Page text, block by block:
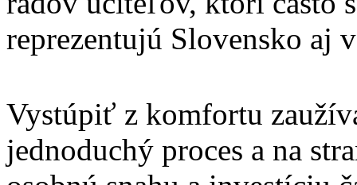
reprezentujú Slovensko aj
Vystúpiť z komfortu
jednoduchý proces a na